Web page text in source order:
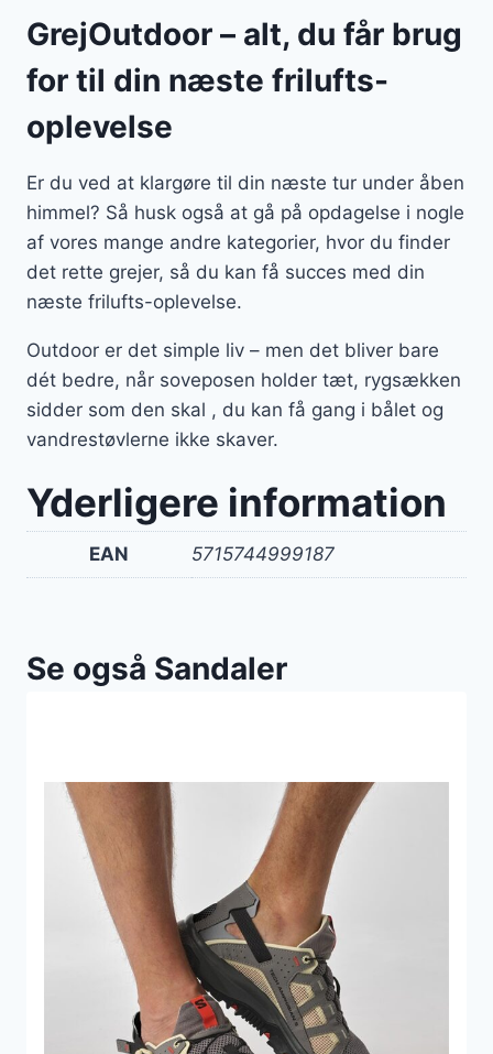
GrejOutdoor – alt, du får brug
for til din næste frilufts-
oplevelse
Er du ved at klargøre til din næste tur under åben
himmel? Så husk også at gå på opdagelse i nogle
af vores mange andre kategorier, hvor du finder
det rette grejer, så du kan få succes med din
næste frilufts-oplevelse.
Outdoor er det simple liv – men det bliver bare
dét bedre, når soveposen holder tæt, rygsækken
sidder som den skal , du kan få gang i bålet og
vandrestøvlerne ikke skaver.
Yderligere information
EAN 5715744999187
Se også Sandaler